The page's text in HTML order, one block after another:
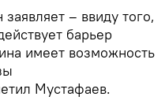
– ввиду того,
барьер
имеет возможность
Мустафаев.